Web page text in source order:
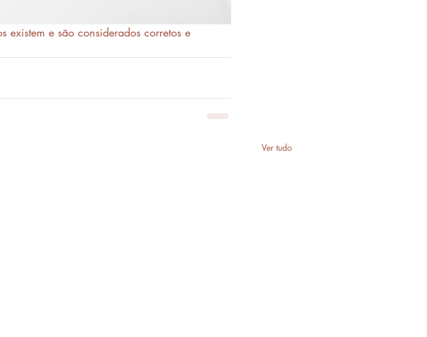
existem e são considerados corretos e
Ver tudo